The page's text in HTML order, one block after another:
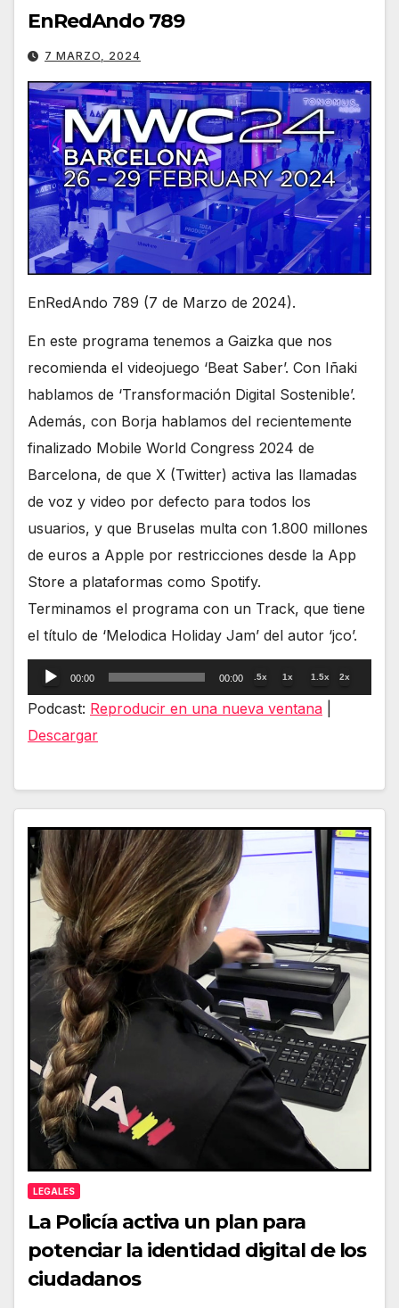
EnRedAndo 789
7 MARZO, 2024
EnRedAndo 789 (7 de Marzo de 2024).
En este programa tenemos a Gaizka que nos
recomienda el videojuego ‘Beat Saber’. Con Iñaki
hablamos de ‘Transformación Digital Sostenible’.
Además, con Borja hablamos del recientemente
finalizado Mobile World Congress 2024 de
Barcelona, de que X (Twitter) activa las llamadas
de voz y video por defecto para todos los
usuarios, y que Bruselas multa con 1.800 millones
de euros a Apple por restricciones desde la App
Store a plataformas como Spotify.
Terminamos el programa con un Track, que tiene
el título de ‘Melodica Holiday Jam’ del autor ‘jco’.
Reproductor
de
audio
00:00 00:00 .5x 1x 1.5x 2x
Podcast: Reproducir en una nueva ventana
Descargar
LEGALES
La Policía activa un plan para
potenciar la identidad digital de los
ciudadanos